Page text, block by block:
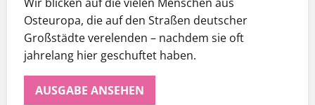
Wir blicken auf die vielen Menschen aus
Osteuropa, die auf den Straßen deutscher
Großstädte verelenden – nachdem sie oft
jahrelang hier geschuftet haben.
AUSGABE ANSEHEN